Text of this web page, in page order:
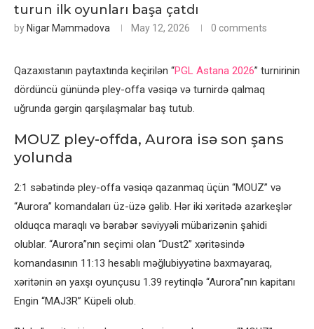
turun ilk oyunları başa çatdı
by Nigar Məmmədova May 12, 2026 0 comments
Qazaxıstanın paytaxtında keçirilən “PGL Astana 2026” turnirinin
dördüncü günündə pley-offa vəsiqə və turnirdə qalmaq
uğrunda gərgin qarşılaşmalar baş tutub.
MOUZ pley-offda, Aurora isə son şans
yolunda
2:1 səbətində pley-offa vəsiqə qazanmaq üçün “MOUZ” və
“Aurora” komandaları üz-üzə gəlib. Hər iki xəritədə azarkeşlər
olduqca maraqlı və bərabər səviyyəli mübarizənin şahidi
olublar. “Aurora”nın seçimi olan “Dust2” xəritəsində
komandasının 11:13 hesablı məğlubiyyətinə baxmayaraq,
xəritənin ən yaxşı oyunçusu 1.39 reytinqlə “Aurora”nın kapitanı
Engin “MAJ3R” Küpeli olub.